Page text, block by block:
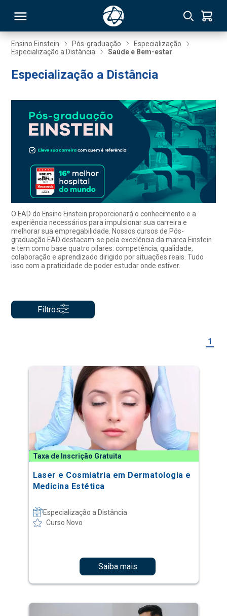
Ensino Einstein Pós-graduação
Especialização
Especialização a Distância
Saúde e Bem-estar
Especialização a Distância
O EAD do Ensino Einstein proporcionará o conhecimento e a
experiência necessários para impulsionar sua carreira e
melhorar sua empregabilidade. Nossos cursos de Pós-
graduação EAD destacam-se pela excelência da marca Einstein
e tem como base quatro pilares: competência, qualidade,
colaboração e aprendizado dirigido por situações reais. Tudo
isso com a praticidade de poder estudar onde estiver.
Filtros
1
Taxa de Inscrição Gratuita
Laser e Cosmiatria em Dermatologia e
Medicina Estética
Especialização a Distância
Curso Novo
Saiba mais